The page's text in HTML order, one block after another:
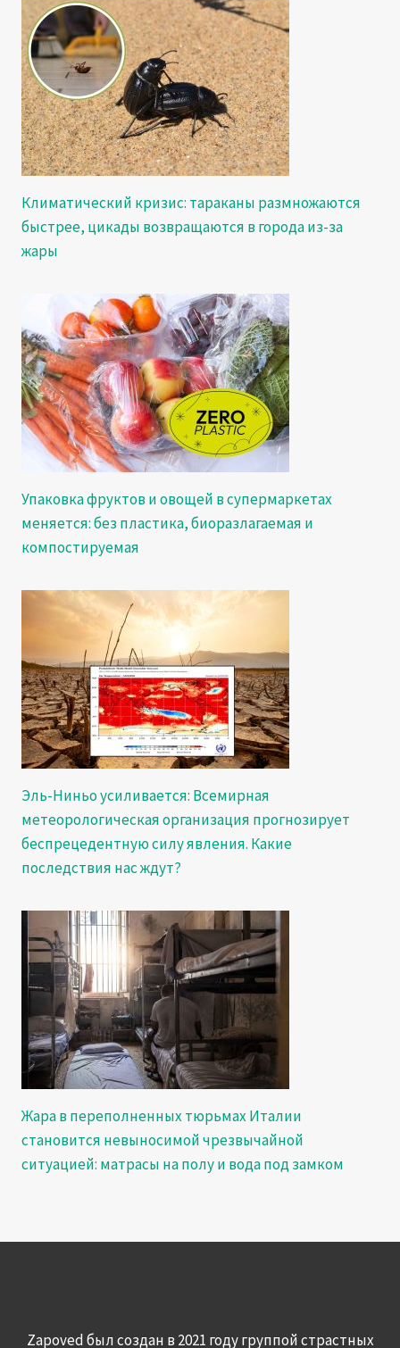
Климатический кризис: тараканы размножаются
быстрее, цикады возвращаются в города из-за
жары
Упаковка фруктов и овощей в супермаркетах
меняется: без пластика, биоразлагаемая и
компостируемая
Эль-Ниньо усиливается: Всемирная
метеорологическая организация прогнозирует
беспрецедентную силу явления. Какие
последствия нас ждут?
Жара в переполненных тюрьмах Италии
становится невыносимой чрезвычайной
ситуацией: матрасы на полу и вода под замком
Zapoved был создан в 2021 году группой страстных